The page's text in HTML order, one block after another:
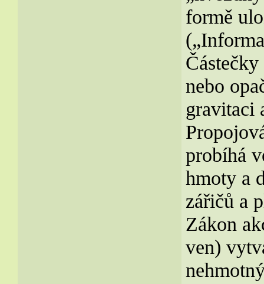
formě
nebo
gravitaci
probíhá
hmoty a
zářičů a
Zákon
ven)